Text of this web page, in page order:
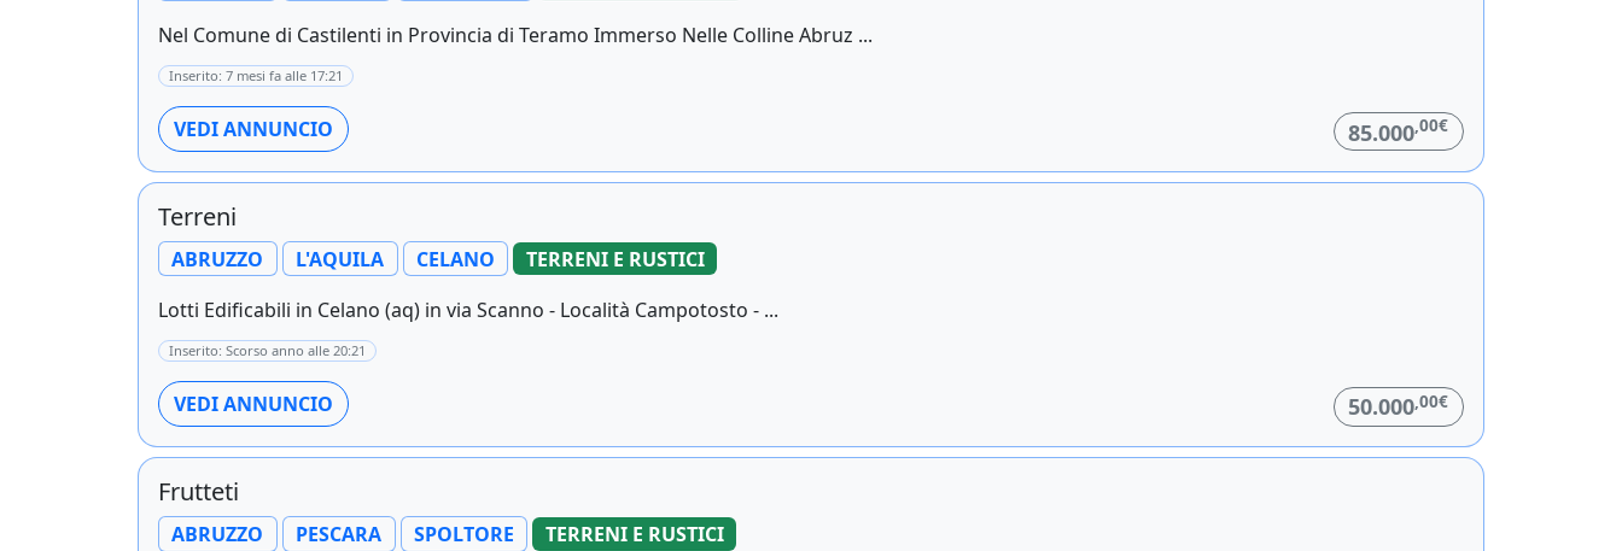
Nel Comune di Castilenti in Provincia di Teramo Immerso Nelle Colline Abruz ...
Inserito: 7 mesi fa alle 17:21
VEDI ANNUNCIO 85.000,00€
Terreni
ABRUZZO L'AQUILA CELANO
TERRENI E RUSTICI
Lotti Edificabili in Celano (aq) in via Scanno - Località Campotosto - ...
Inserito: Scorso anno alle 20:21
VEDI ANNUNCIO 50.000 ,00€
Frutteti
ABRUZZO PESCARA SPOLTORE
TERRENI E RUSTICI